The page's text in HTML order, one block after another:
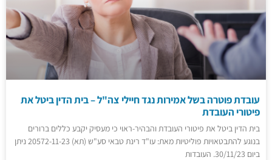
עובדת פוטרה בשל אמירות נגד חיילי צה"ל – בית הדין ביטל את
פיטורי העובדת
בית הדין ביטל את פיטורי העובדת והבהיר-ראוי כי מעסיק יקבע כללים ברורים
בנוגע להתבטאויות פוליטיות מאת: עו"ד רינת טבאי סע"ש (תא) 20572-11-23 ניתן
ביום 30/11/23. העובדות